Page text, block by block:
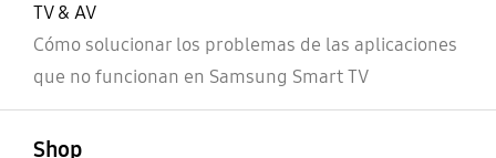
TV & AV
Cómo solucionar los problemas de las aplicaciones
que no funcionan en Samsung Smart TV
Shop